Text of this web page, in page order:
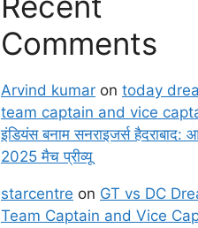
Comments
Arvind kumar on today
team captain and vice
इंडियंस बनाम सनराइजर्स हैदराबाद:
2025 मैच प्रीव्यू
starcentre on GT vs DC
Team Captain and Vice